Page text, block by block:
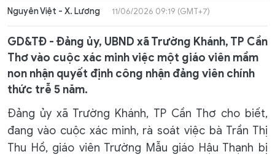
Nguyên Việt - X. Lương 11/06/2026 09:19 (GMT+7)
GD&TĐ - Đảng ủy, UBND xã Trường Khánh, TP Cần
Thơ vào cuộc xác minh việc một giáo viên mầm
non nhận quyết định công nhận đảng viên chính
thức trễ 5 năm.
Đảng ủy xã Trường Khánh, TP Cần Thơ cho biết,
đang vào cuộc xác minh, rà soát việc bà Trần Thị
Thu Hồ, giáo viên Trường Mẫu giáo Hậu Thạnh bị